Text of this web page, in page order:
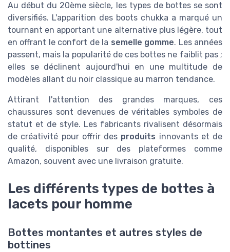
Au début du 20ème siècle, les types de bottes se sont
diversifiés. L'apparition des boots chukka a marqué un
tournant en apportant une alternative plus légère, tout
en offrant le confort de la semelle gomme. Les années
passent, mais la popularité de ces bottes ne faiblit pas ;
elles se déclinent aujourd'hui en une multitude de
modèles allant du noir classique au marron tendance.
Attirant l'attention des grandes marques, ces
chaussures sont devenues de véritables symboles de
statut et de style. Les fabricants rivalisent désormais
de créativité pour offrir des produits innovants et de
qualité, disponibles sur des plateformes comme
Amazon, souvent avec une livraison gratuite.
Les différents types de bottes à
lacets pour homme
Bottes montantes et autres styles de
bottines